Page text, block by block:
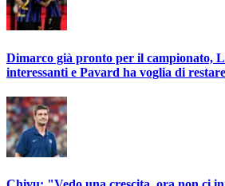
Dimarco già pronto per il campionato,
interessanti e Pavard ha voglia di restare